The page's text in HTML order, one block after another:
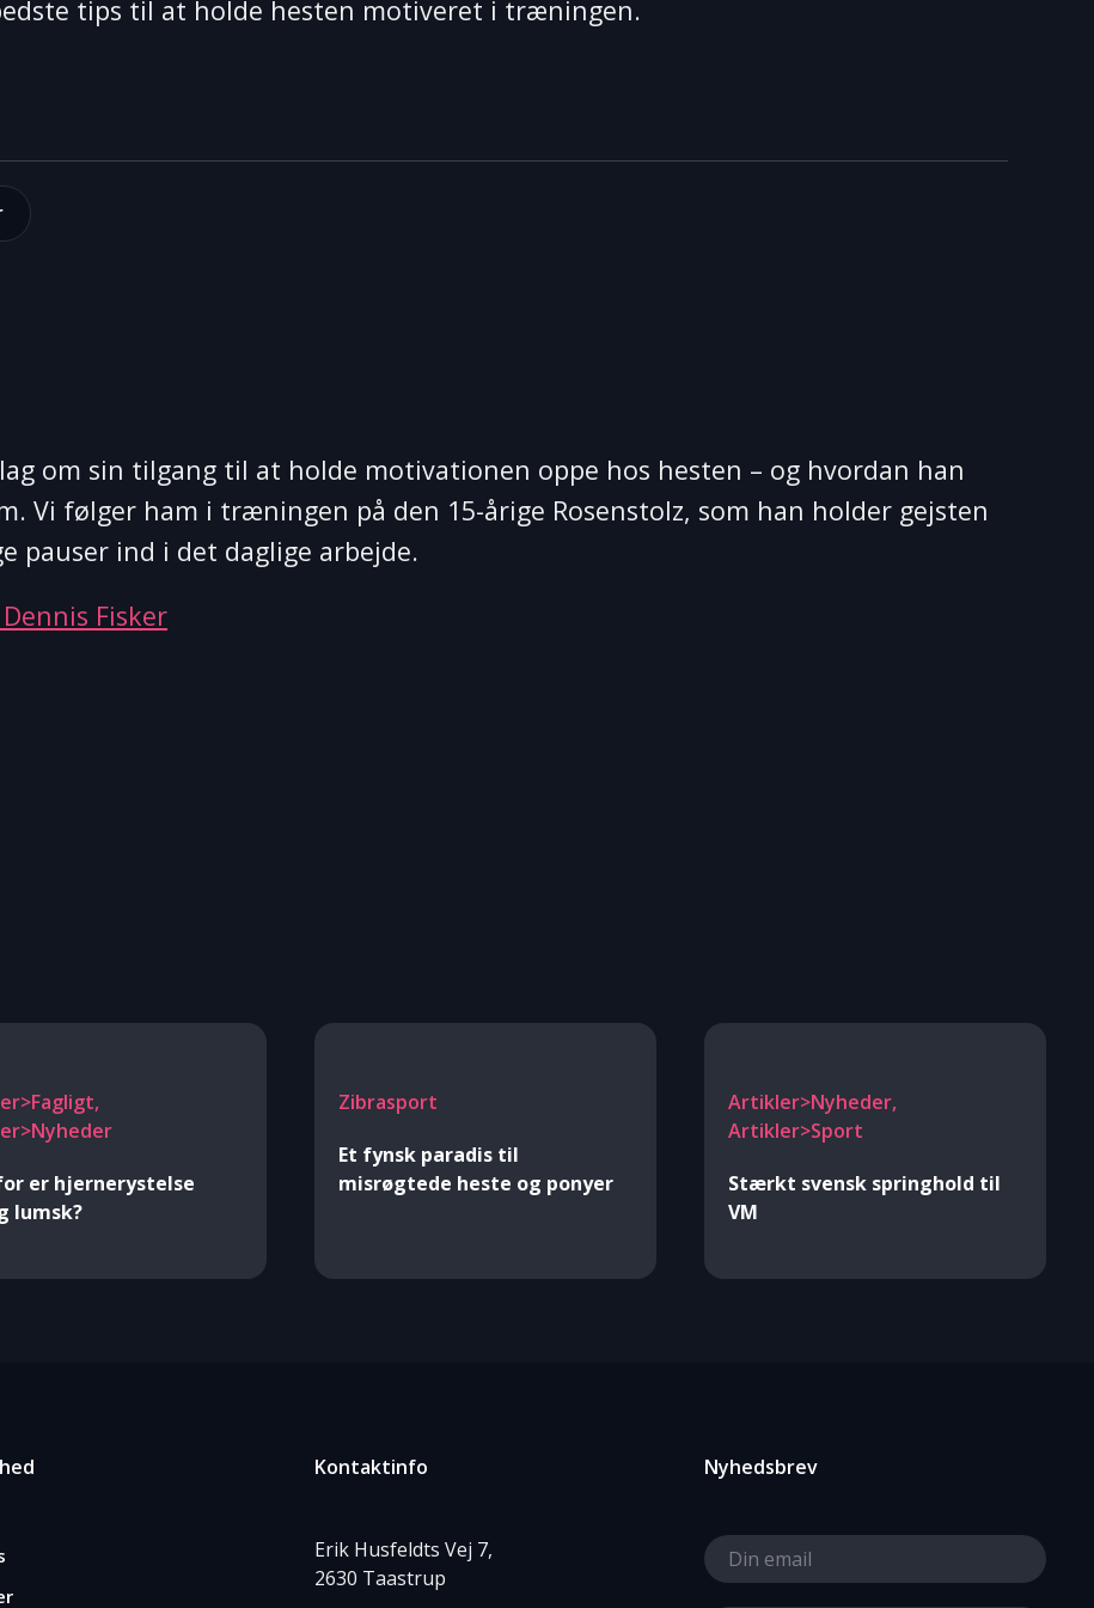
tips til at holde hesten motiveret i træningen.
om sin tilgang til at holde motivationen oppe hos hesten – og hvordan han
Vi følger ham i træningen på den 15-årige Rosenstolz, som han holder gejsten
pauser ind i det daglige arbejde.
Fisker
er hjernerystelse
lumsk?
Zibrasport
Et fynsk paradis til
misrøgtede heste og ponyer
Artikler>Nyheder,
Artikler>Sport
Stærkt svensk springhold til
VM
Kontaktinfo Nyhedsbrev
Erik Husfeldts Vej 7,
2630 Taastrup